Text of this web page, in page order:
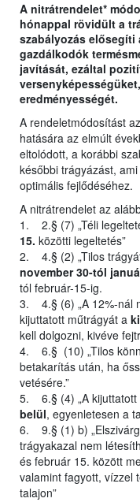
A nitrátrendelet*
hónappal rövidült a
szabályozás elősegíti
gazdálkodók
javítását, ezáltal
eredményességét.
A rendeletmódosítást
hatására az elmúlt
eltolódott, a korábbi
későbbi trágyázást,
optimális fejlődéséhez.
A nitrátrendelet az
1. 2.§ (7) „Téli
15. közötti legeltetés”
2. 4.§ (2) „Tilos
november 30-tól
tól február-15-ig.
3. 4.§ (6) „A 12%-nál
kijuttatott műtrágyát a
kell dolgozni, kivéve
4. 6.§ (10) „Tilos
betakarítás után, ha
vetésére.”
5. 6.§ (4) „A kijuttatott
belül, egyenletesen a
6. 9.§ (1) b)
trágyakazal nem
és február 15. között
valamint fagyott, vízzel
talajon”